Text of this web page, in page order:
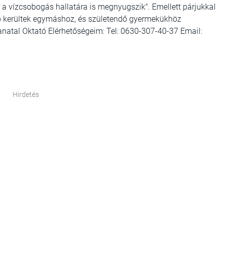
vízcsobogás hallatára is megnyugszik". Emellett párjukkal
egymáshoz, és születendő gyermekükhöz
Oktató Elérhetőségeim: Tel: 0630-307-40-37 Email:
Hirdetés